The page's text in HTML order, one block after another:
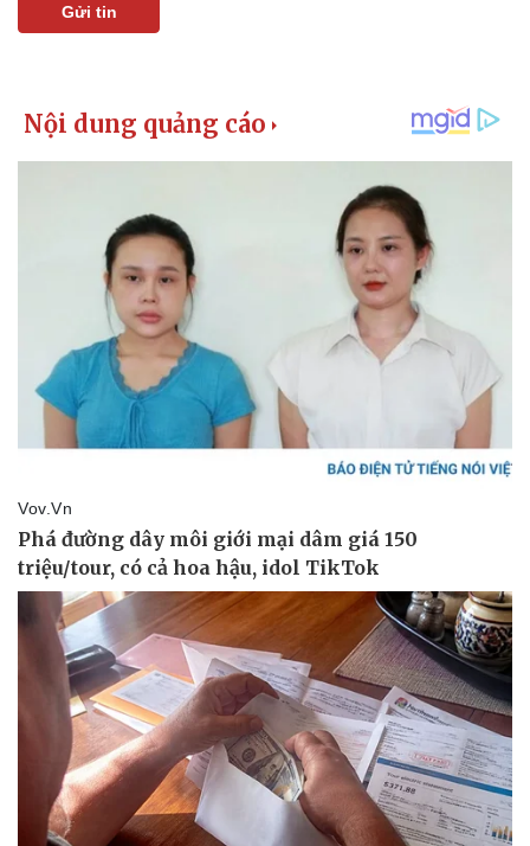
Khởi nghiệp
Giá vàng
Tiêu dùng
Chứng khoán
Giá cà phê
Gửi tin